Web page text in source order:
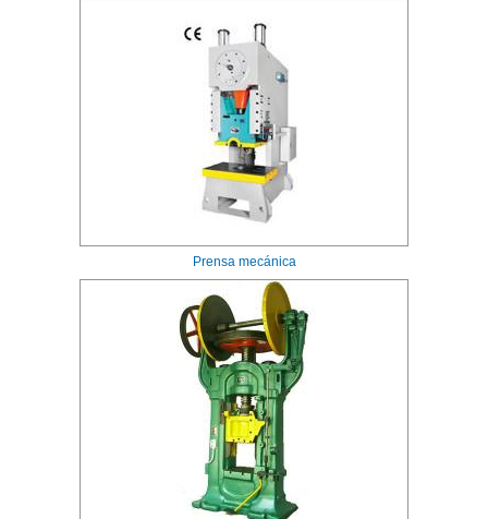
Prensa mecánica